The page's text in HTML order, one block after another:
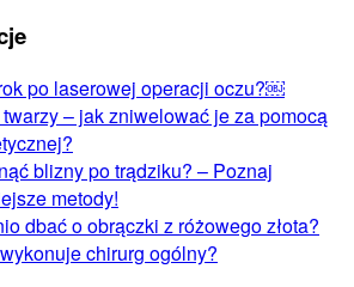
po laserowej operacji oczu?￼
– jak zniwelować je za pomocą
blizny po trądziku? – Poznaj
metody!
dbać o obrączki z różowego złota?
chirurg ogólny?